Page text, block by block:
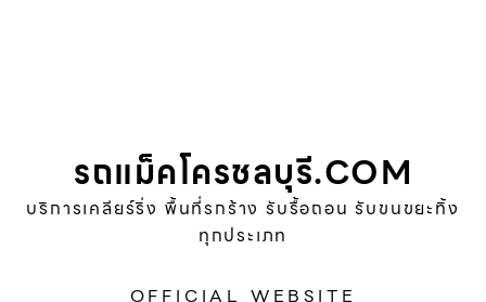
รถแม็คโครชลบุรี.COM
บริการเคลียร์ริ่ง พื้นที่รกร้าง รับรื้อถอน รับขนขยะทิ้ง
ทุกประเภท
OFFICIAL WEBSITE